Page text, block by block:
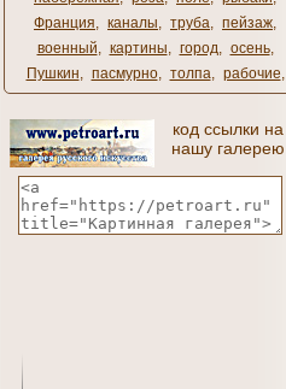
Франция, каналы, труба, пейзаж,
военный, картины, город, осень,
Пушкин, пасмурно, толпа, рабочие,
код ссылки на
нашу галерею